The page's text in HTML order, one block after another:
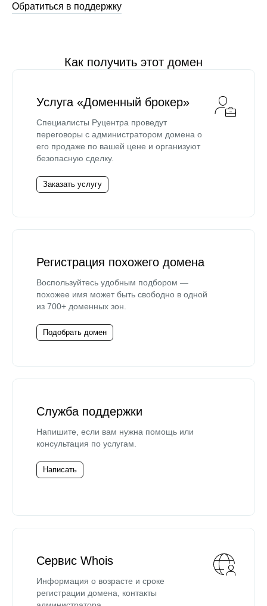
Обратиться в поддержку
Как получить этот домен
Услуга «Доменный брокер»
Специалисты Руцентра проведут
переговоры с администратором домена о
его продаже по вашей цене и организуют
безопасную сделку.
Заказать услугу
Регистрация похожего домена
Воспользуйтесь удобным подбором —
похожее имя может быть свободно в одной
из 700+ доменных зон.
Подобрать домен
Служба поддержки
Напишите, если вам нужна помощь или
консультация по услугам.
Написать
Сервис Whois
Информация о возрасте и сроке
регистрации домена, контакты